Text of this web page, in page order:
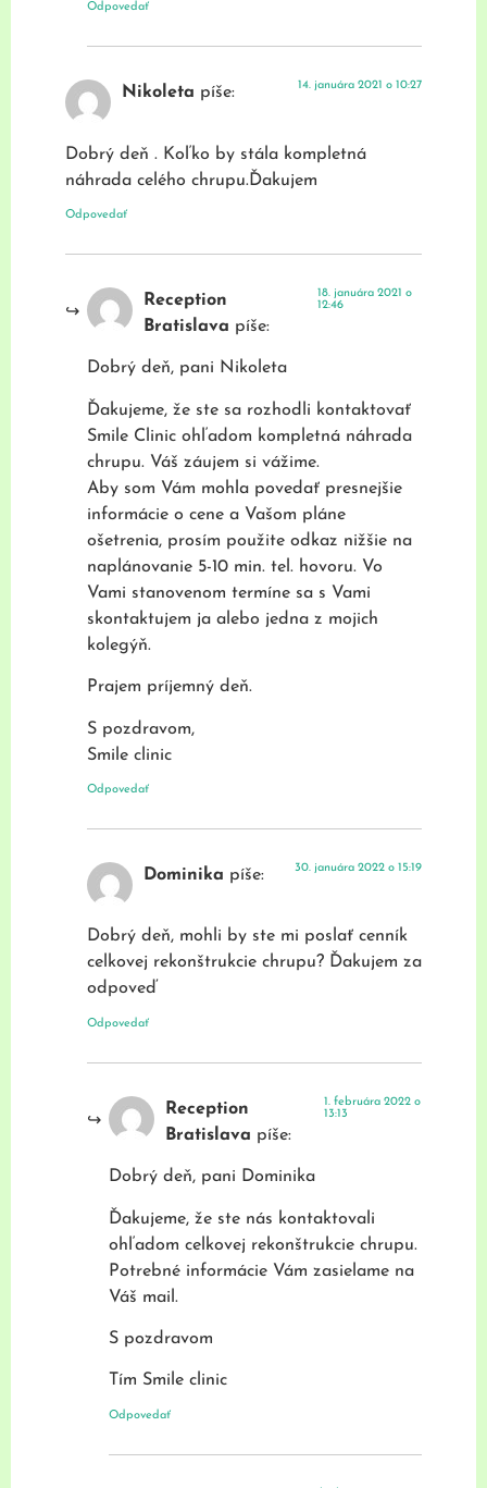
Odpovedať
Nikoleta píše: 14. januára 2021 o 10:27
Dobrý deň . Koľko by stála kompletná
náhrada celého chrupu.Ďakujem
Odpovedať
Reception
Bratislava píše:
18. januára 2021 o
12:46
Dobrý deň, pani Nikoleta
Ďakujeme, že ste sa rozhodli kontaktovať
Smile Clinic ohľadom kompletná náhrada
chrupu. Váš záujem si vážime.
Aby som Vám mohla povedať presnejšie
informácie o cene a Vašom pláne
ošetrenia, prosím použite odkaz nižšie na
naplánovanie 5-10 min. tel. hovoru. Vo
Vami stanovenom termíne sa s Vami
skontaktujem ja alebo jedna z mojich
kolegýň.
​Prajem príjemný deň.
S pozdravom,
Smile clinic
Odpovedať
Dominika píše: 30. januára 2022 o 15:19
Dobrý deň, mohli by ste mi poslať cenník
celkovej rekonštrukcie chrupu? Ďakujem za
odpoveď
Odpovedať
Reception
Bratislava píše:
1. februára 2022 o
13:13
Dobrý deň, pani Dominika
Ďakujeme, že ste nás kontaktovali
ohľadom celkovej rekonštrukcie chrupu.
Potrebné informácie Vám zasielame na
Váš mail.
S pozdravom
Tím Smile clinic
Odpovedať